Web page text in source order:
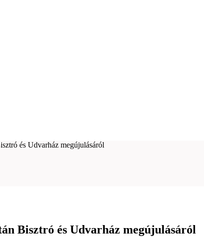
és Udvarház megújulásáról
Bisztró és Udvarház megújulásáról